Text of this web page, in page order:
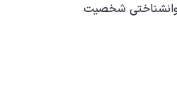
شخصیت